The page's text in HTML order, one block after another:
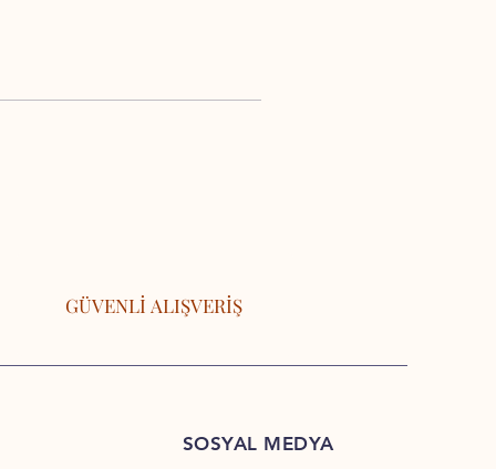
GÜVENLİ ALIŞVERİŞ
SOSYAL MEDYA